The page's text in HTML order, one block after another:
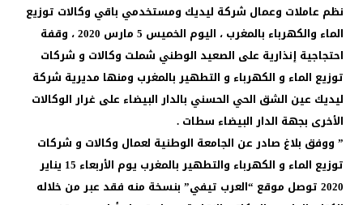
نظم عاملات وعمال شركة ليديك ومستخدمي باقي وكالات توزيع
الماء والكهرباء بالمغرب ، اليوم الخميس 5 مارس 2020 ، وقفة
احتجاجية إنذارية على الصعيد الوطني شملت وكالات و شركات
توزيع الماء و الكهرباء و التطهير بالمغرب ومنها مديرية شركة
ليديك عين الشق الحي الحسني بالدار البيضاء على غرار الوكالات
الأخرى بجهة الدار البيضاء سطات .
” ووفق بلاغ صادر عن الجامعة الوطنية لعمال وكالات و شركات
توزيع الماء و الكهرباء والتطهير بالمغرب يوم الأربعاء 15 يناير
2020 توصل موقع “العرب تيفي” بنسخة منه فقد عبر من خلاله